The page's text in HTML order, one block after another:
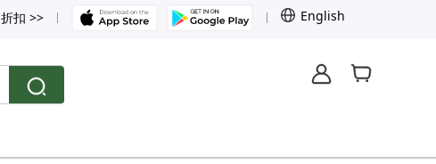
折扣 >> English